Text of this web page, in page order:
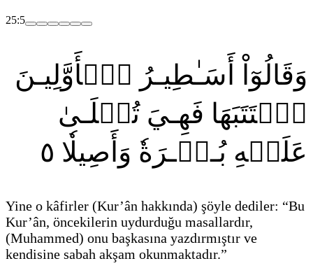
25:5
وَقَالُوٓاْ أَسَـٰطِيـرُ ٱلۡأَوَّلِيـنَ
ٱكۡتَتَبَهَا فَهِـيَ تُمۡلَـىٰ
عَلَيۡهِ بُـكۡـرَةٗ وَأَصِيلٗا ٥
Yine o kâfirler (Kur’ân hakkında) şöyle dediler: “Bu
Kur’ân, öncekilerin uydurduğu masallardır,
(Muhammed) onu başkasına yazdırmıştır ve
kendisine sabah akşam okunmaktadır.”